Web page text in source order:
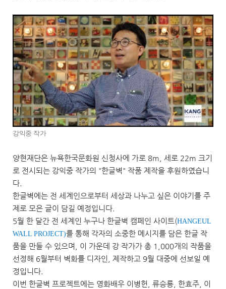
강익중 작가
양현재단은 뉴욕한국문화원 신청사에 가로 8m, 세로 22m 크기
로 전시되는 강익중 작가의 "한글벽" 작품 제작을 후원하였습니
다.
한글벽에는 전 세계인으로부터 세상과 나누고 싶은 이야기를 주
제로 모은 글이 담길 예정입니다.
5월 한 달간 전 세계인 누구나 한글벽 캠페인 사이트(HANGEUL
WALL PROJECT)를 통해 각자의 소중한 메시지를 담은 한글 작
품을 만들 수 있으며, 이 가운데 강 작가가 총 1,000개의 작품을
선정해 6월부터 벽화를 디자인, 제작하고 9월 대중에 선보일 예
정입니다.
이번 한글벽 프로젝트에는 영화배우 이병헌, 류승룡, 한효주, 이